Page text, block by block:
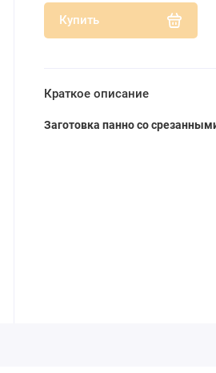
Купить
Краткое описание
Заготовка панно со